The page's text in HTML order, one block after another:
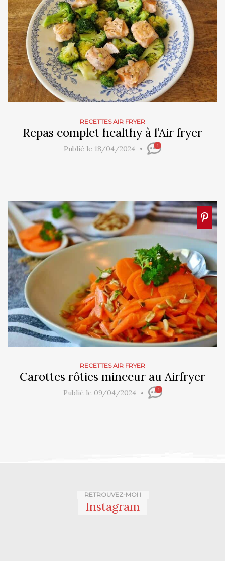
RECETTES AIR FRYER
Repas complet healthy à l’Air fryer
Publié le 18/04/2024 1
RECETTES AIR FRYER
Carottes rôties minceur au Airfryer
Publié le 09/04/2024 1
RETROUVEZ-MOI !
Instagram